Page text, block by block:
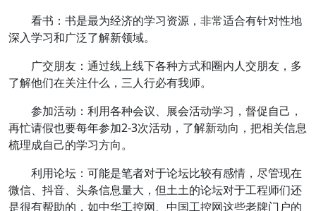
看书： 书是最为经济的学习资源，非常适合有针对性地
深入学习和广泛了解新领域。
广交朋友： 通过线上线下各种方式和圈内人交朋友，多
了解他们在关注什么，三人行必有我师。
参加活动： 利用各种会议、展会活动学习，督促自己，
再忙请假也要每年参加2-3次活动，了解新动向，把相关信息
梳理成自己的学习方向。
利用论坛： 可能是笔者对于论坛比较有感情，尽管现在
微信、抖音、头条信息量大，但土土的论坛对于工程师们还
是很有帮助的，如中华工控网、中国工控网这些老牌门户的